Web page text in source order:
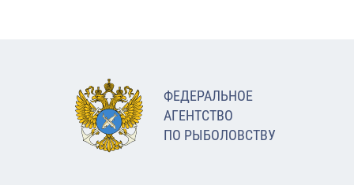
ФЕДЕРАЛЬНОЕ
АГЕНТСТВО
ПО РЫБОЛОВСТВУ